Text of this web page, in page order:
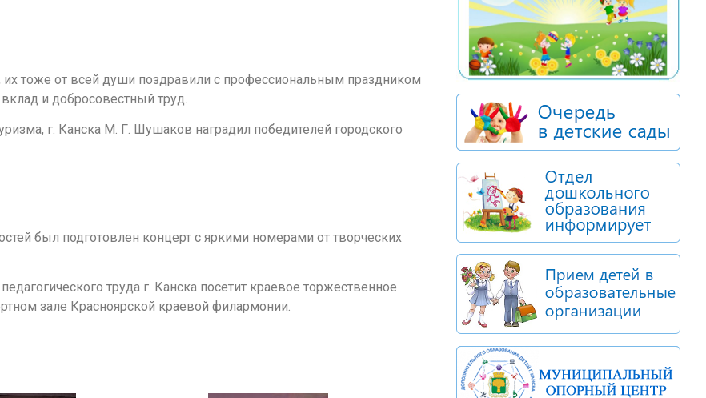
их тоже от всей души поздравили с профессиональным праздником
и добросовестный труд.
г. Канска М. Г. Шушаков наградил победителей городского
был подготовлен концерт с яркими номерами от творческих
труда г. Канска посетит краевое торжественное
зале Красноярской краевой филармонии.